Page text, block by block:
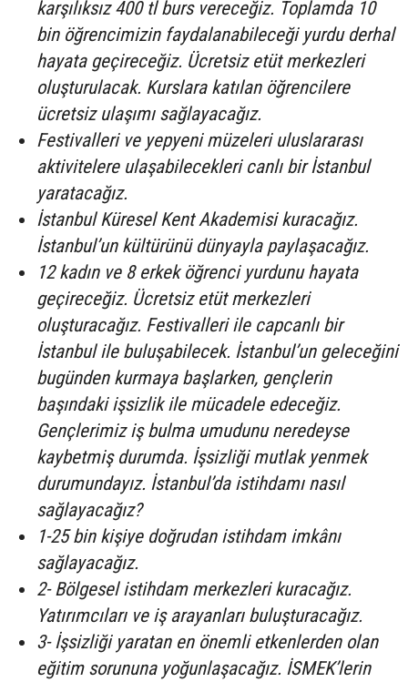
karşılıksız 400 tl burs vereceğiz. Toplamda 10
bin öğrencimizin faydalanabileceği yurdu derhal
hayata geçireceğiz. Ücretsiz etüt merkezleri
oluşturulacak. Kurslara katılan öğrencilere
ücretsiz ulaşımı sağlayacağız.
Festivalleri ve yepyeni müzeleri uluslararası
aktivitelere ulaşabilecekleri canlı bir İstanbul
yaratacağız.
İstanbul Küresel Kent Akademisi kuracağız.
İstanbul’un kültürünü dünyayla paylaşacağız.
12 kadın ve 8 erkek öğrenci yurdunu hayata
geçireceğiz. Ücretsiz etüt merkezleri
oluşturacağız. Festivalleri ile capcanlı bir
İstanbul ile buluşabilecek. İstanbul’un geleceğini
bugünden kurmaya başlarken, gençlerin
başındaki işsizlik ile mücadele edeceğiz.
Gençlerimiz iş bulma umudunu neredeyse
kaybetmiş durumda. İşsizliği mutlak yenmek
durumundayız. İstanbul’da istihdamı nasıl
sağlayacağız?
1-25 bin kişiye doğrudan istihdam imkânı
sağlayacağız.
2- Bölgesel istihdam merkezleri kuracağız.
Yatırımcıları ve iş arayanları buluşturacağız.
3- İşsizliği yaratan en önemli etkenlerden olan
eğitim sorununa yoğunlaşacağız. İSMEK’lerin